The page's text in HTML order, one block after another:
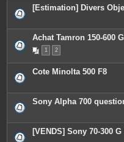
[Estimation] Divers
Achat Tamron 150-600
1 2
Cote Minolta 500 F8
Sony Alpha 700
[VENDS] Sony 70-300 G